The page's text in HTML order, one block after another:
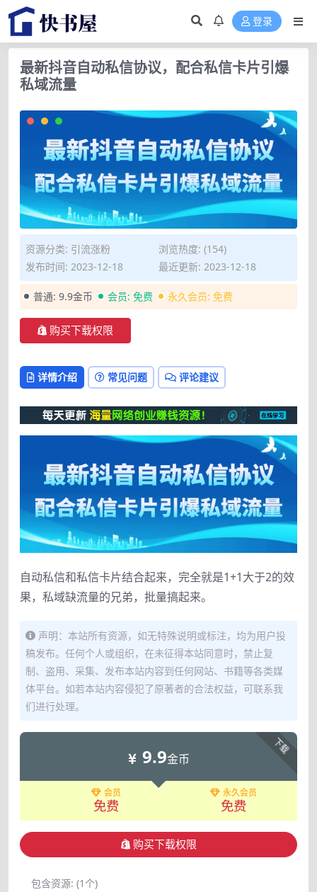
登录
最新抖音自动私信协议，配合私信卡片引爆
私域流量
资源分类: 引流涨粉
浏览热度: (154)
发布时间: 2023-12-18
最近更新: 2023-12-18
普通: 9.9金币 会员: 免费 永久会员: 免费
购买下载权限
详情介绍 常见问题 评论建议
自动私信和私信卡片结合起来，完全就是1+1大于2的效
果，私域缺流量的兄弟，批量搞起来。
声明：本站所有资源，如无特殊说明或标注，均为用户投
稿发布。任何个人或组织，在未征得本站同意时，禁止复
制、盗用、采集、发布本站内容到任何网站、书籍等各类媒
体平台。如若本站内容侵犯了原著者的合法权益，可联系我
们进行处理。
下载
9.9金币
会员
免费
永久会员
免费
购买下载权限
包含资源: (1个)